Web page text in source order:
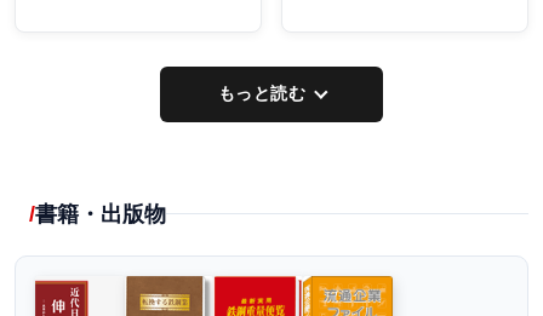
もっと読む
書籍・出版物